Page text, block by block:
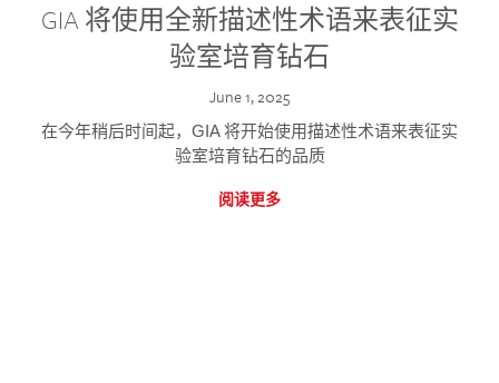
GIA 将使用全新描述性术语来表征实
验室培育钻石
June 1, 2025
在今年稍后时间起，GIA 将开始使用描述性术语来表征实
验室培育钻石的品质
阅读更多